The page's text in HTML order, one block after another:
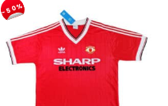
-50%